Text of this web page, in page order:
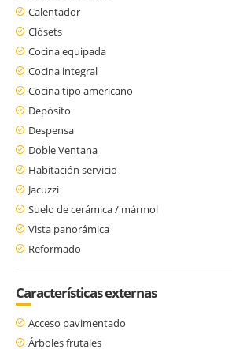
Calentador
Clósets
Cocina equipada
Cocina integral
Cocina tipo americano
Depósito
Despensa
Doble Ventana
Habitación servicio
Jacuzzi
Suelo de cerámica / mármol
Vista panorámica
Reformado
Características externas
Acceso pavimentado
Árboles frutales